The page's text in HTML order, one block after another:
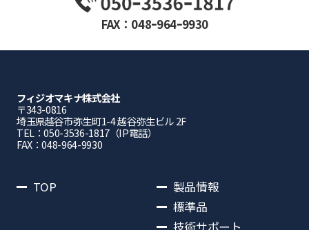
FAX：048ｰ964ｰ9930
フィジオマキナ株式会社
〒343-0816
埼⽟県越⾕市弥⽣町1-4 越⾕弥⽣ビル 2F
TEL：050-3536-1817（IP電話）
FAX：048-964-9930
TOP
製品情報
標準品
技術サポート